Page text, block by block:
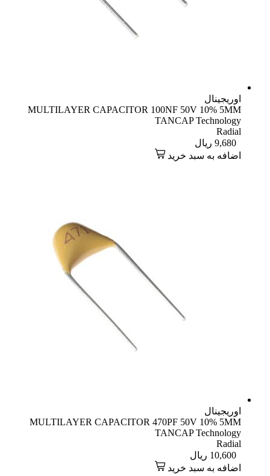
اوریجینال
MULTILAYER CAPACITOR 100NF 50V 10% 5MM
TANCAP Technology
Radial
ریال
اضافه به سبد خرید
اوریجینال
MULTILAYER CAPACITOR 470PF 50V 10% 5MM
TANCAP Technology
Radial
10,600 ریال
اضافه به سبد خرید